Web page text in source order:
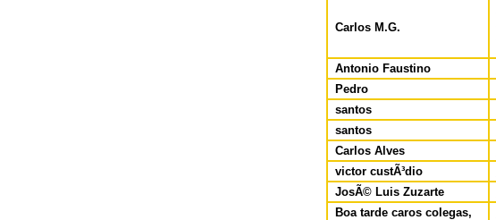
Carlos M.G.
Antonio Faustino
Pedro
santos
santos
Carlos Alves
victor custÃ³dio
JosÃ© Luis Zuzarte
Boa tarde caros colegas,